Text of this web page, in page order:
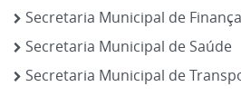
Secretaria Municipal de
Secretaria Municipal de Saúde
Secretaria Municipal de